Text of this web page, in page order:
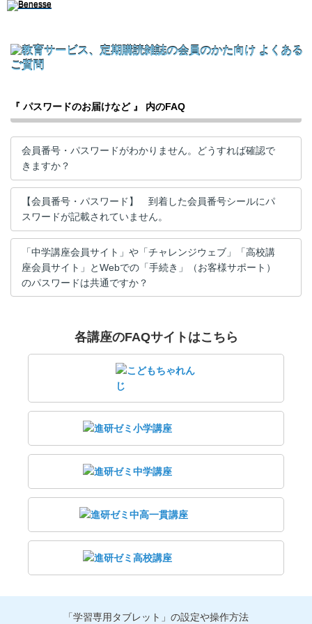
『 パスワードのお届けなど 』 内のFAQ
会員番号・パスワードがわかりません。どうすれば確認で
きますか？
【会員番号・パスワード】 到着した会員番号シールにパ
スワードが記載されていません。
「中学講座会員サイト」や「チャレンジウェブ」「高校講
座会員サイト」とWebでの「手続き」（お客様サポート）
のパスワードは共通ですか？
各講座のFAQサイトはこちら
「学習専用タブレット」の設定や操作方法